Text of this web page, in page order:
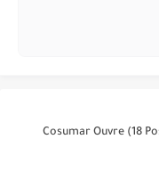
Cosumar Ouvre (18